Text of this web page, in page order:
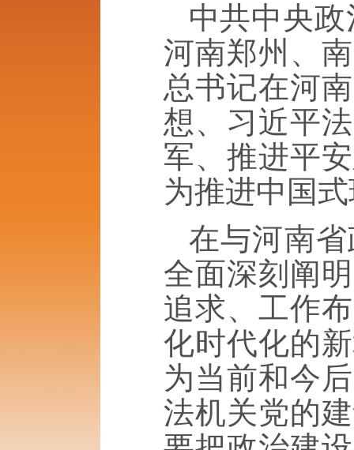
中共中央
河南郑州、
总书记在河
想、习近平
军、推进平
为推进中国
在与河南
全面深刻阐
追求、工作
化时代化的
为当前和今
法机关党的